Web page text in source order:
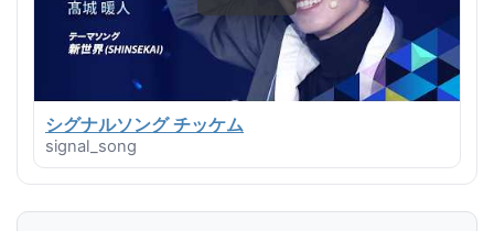
シグナルソング チッケム
signal_song